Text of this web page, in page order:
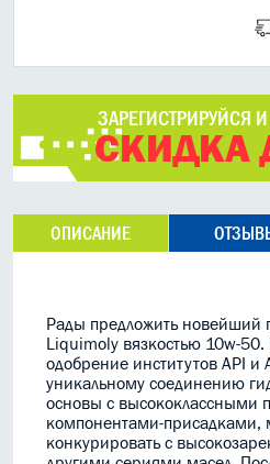
ЗАРЕГИСТРИРУЙСЯ
СКИДКА
ОПИСАНИЕ
Рады предложить новейший
Liquimoly вязкостью 10w-50.
одобрение институтов API и
уникальному соединению
основы с высококлассными
компонентами-присадками,
конкурировать с